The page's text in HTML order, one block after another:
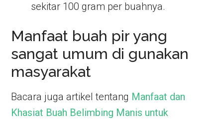
sekitar 100 gram per buahnya.
Manfaat buah pir yang
sangat umum di gunakan
masyarakat
Bacara juga artikel tentang Manfaat dan
Khasiat Buah Belimbing Manis untuk